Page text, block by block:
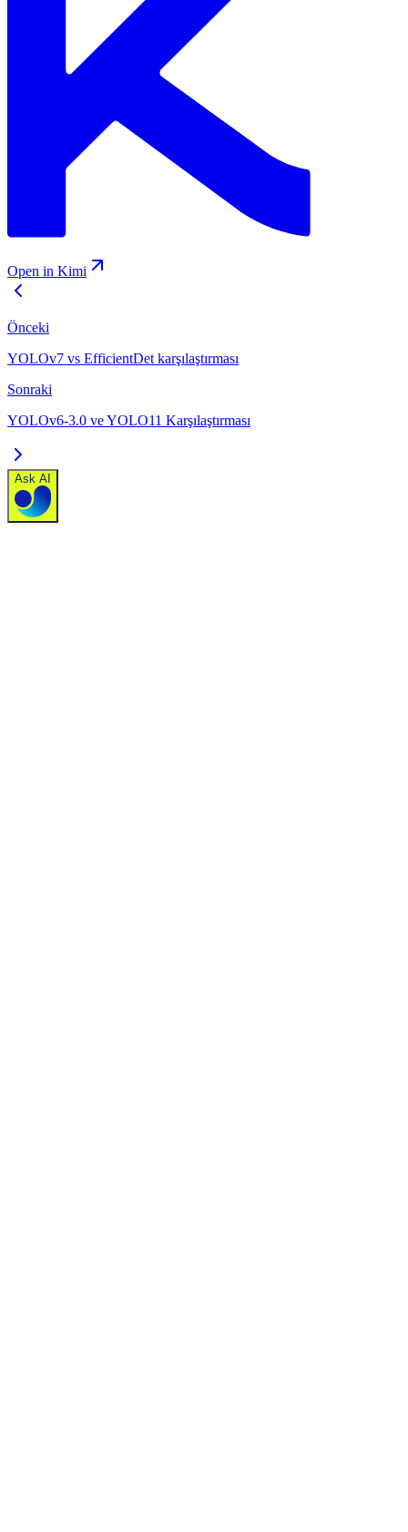
Open in Kimi
Önceki
YOLOv7 vs EfficientDet karşılaştırması
Sonraki
YOLOv6-3.0 ve YOLO11 Karşılaştırması
Ask AI